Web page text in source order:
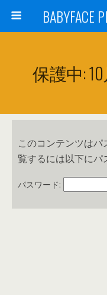
保護中:
このコンテンツは
覧するには以下にパ
パスワード: